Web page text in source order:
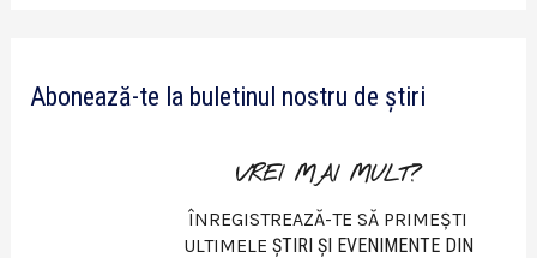
o
Abonează-te la buletinul nostru de știri
VREI MAI MULT?
ÎNREGISTREAZĂ-TE SĂ PRIMEȘTI
ULTIMELE ŞTIRI ŞI EVENIMENTE DIN